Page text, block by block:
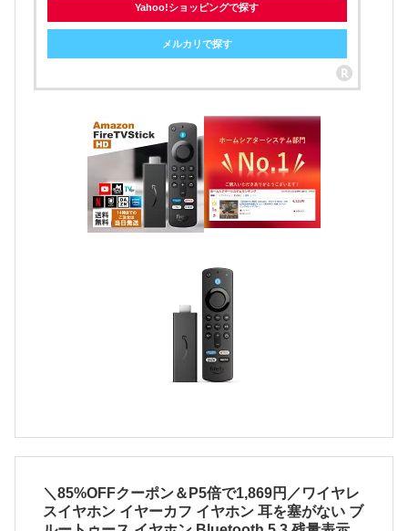
Yahoo!ショッピングで探す
メルカリで探す
＼85%OFFクーポン＆P5倍で1,869円／ワイヤレ
スイヤホン イヤーカフ イヤホン 耳を塞がない ブ